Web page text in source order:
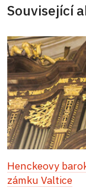
Související
Henckeovy
zámku Valtice